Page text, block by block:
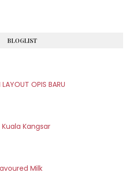
BLOGLIST
LAYOUT OPIS BARU
Kangsar
Milk